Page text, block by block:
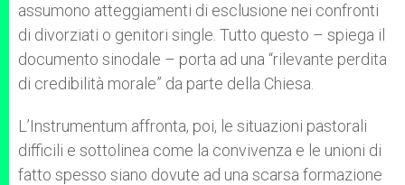
assumono atteggiamenti di esclusione nei confronti
di divorziati o genitori single. Tutto questo – spiega il
documento sinodale – porta ad una “rilevante perdita
di credibilità morale” da parte della Chiesa.
L’Instrumentum affronta, poi, le situazioni pastorali
difficili e sottolinea come la convivenza e le unioni di
fatto spesso siano dovute ad una scarsa formazione